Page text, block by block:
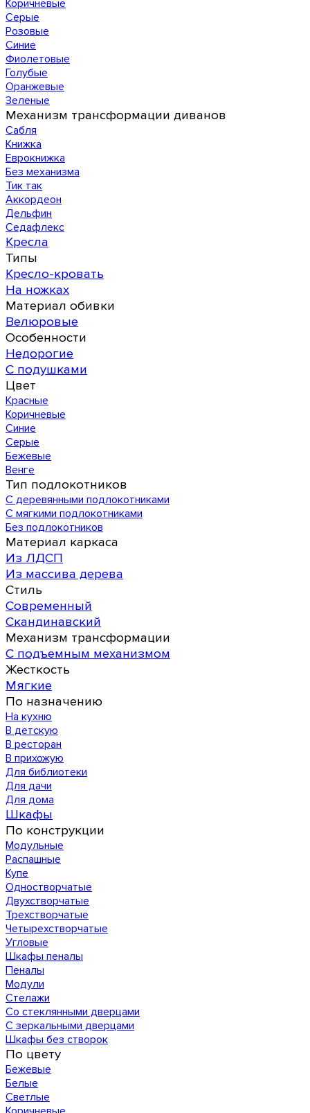
Коричневые
Серые
Розовые
Синие
Фиолетовые
Голубые
Оранжевые
Зеленые
Механизм трансформации диванов
Сабля
Книжка
Еврокнижка
Без механизма
Тик так
Аккордеон
Дельфин
Седафлекс
Кресла
Типы
Кресло-кровать
На ножках
Материал обивки
Велюровые
Особенности
Недорогие
С подушками
Цвет
Красные
Коричневые
Синие
Серые
Бежевые
Венге
Тип подлокотников
С деревянными подлокотниками
С мягкими подлокотниками
Без подлокотников
Материал каркаса
Из ЛДСП
Из массива дерева
Стиль
Современный
Скандинавский
Механизм трансформации
С подъемным механизмом
Жесткость
Мягкие
По назначению
На кухню
В детскую
В ресторан
В прихожую
Для библиотеки
Для дачи
Для дома
Шкафы
По конструкции
Модульные
Распашные
Купе
Одностворчатые
Двухстворчатые
Трехстворчатые
Четырехстворчатые
Угловые
Шкафы пеналы
Пеналы
Модули
Стелажи
Со стеклянными дверцами
С зеркальными дверцами
Шкафы без створок
По цвету
Бежевые
Белые
Светлые